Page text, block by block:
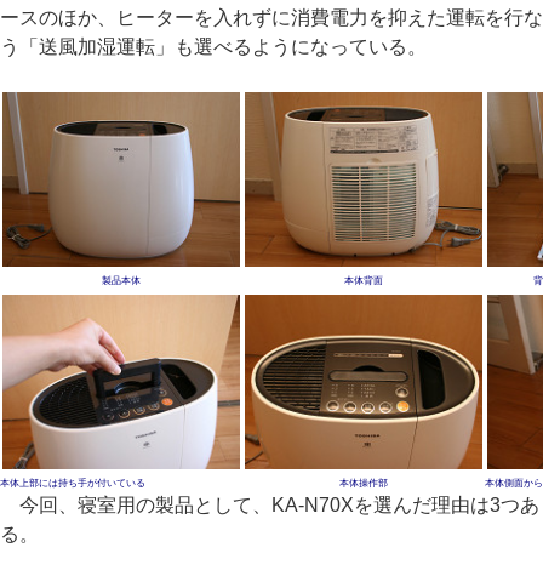
ースのほか、ヒーターを入れずに消費電力を抑えた運転を行な
う「送風加湿運転」も選べるようになっている。
製品本体 本体背面
本体上部には持ち手が付いている 本体操作部 本体側面か
今回、寝室用の製品として、KA-N70Xを選んだ理由は3つあ
る。